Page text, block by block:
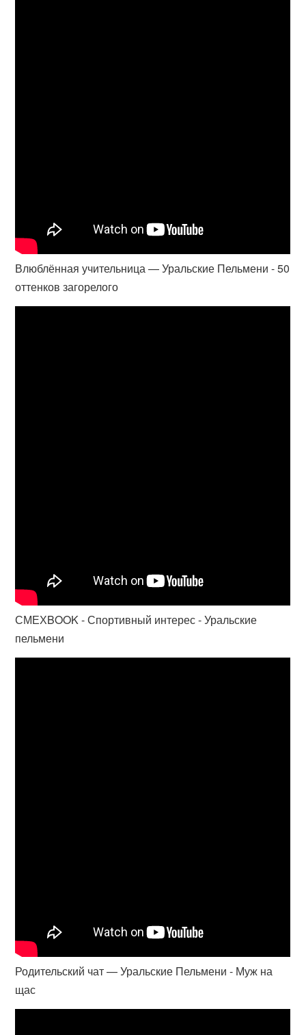
Влюблённая учительница — Уральские Пельмени - 50
оттенков загорелого
СМЕХBOOK - Спортивный интерес - Уральские
пельмени
Родительский чат — Уральские Пельмени - Муж на
щас